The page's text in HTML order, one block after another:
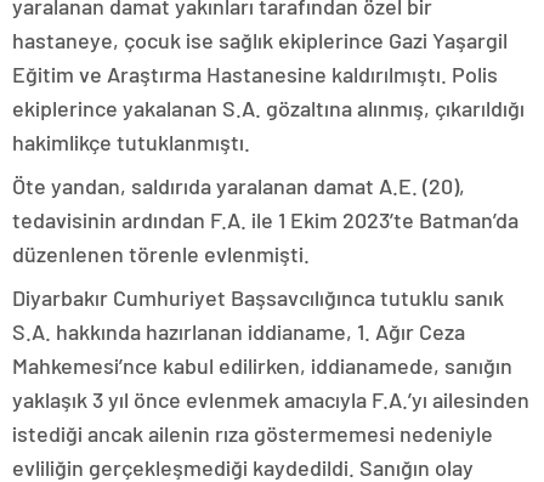
yaralanan damat yakınları tarafından özel bir
hastaneye, çocuk ise sağlık ekiplerince Gazi Yaşargil
Eğitim ve Araştırma Hastanesine kaldırılmıştı. Polis
ekiplerince yakalanan S.A. gözaltına alınmış, çıkarıldığı
hakimlikçe tutuklanmıştı.
Öte yandan, saldırıda yaralanan damat A.E. (20),
tedavisinin ardından F.A. ile 1 Ekim 2023’te Batman’da
düzenlenen törenle evlenmişti.
Diyarbakır Cumhuriyet Başsavcılığınca tutuklu sanık
S.A. hakkında hazırlanan iddianame, 1. Ağır Ceza
Mahkemesi’nce kabul edilirken, iddianamede, sanığın
yaklaşık 3 yıl önce evlenmek amacıyla F.A.’yı ailesinden
istediği ancak ailenin rıza göstermemesi nedeniyle
evliliğin gerçekleşmediği kaydedildi. Sanığın olay